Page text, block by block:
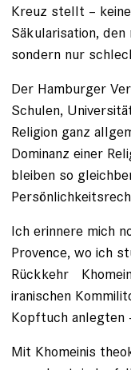
Kreuz stellt –
Säkularisation,
sondern nur
Der Hamburger
Schulen,
Religion ganz
Dominanz einer
bleiben so
Ich erinnere mich
Provence, wo ich
Rückkehr
iranischen
Kopftuch anlegten
Mit Khomeinis